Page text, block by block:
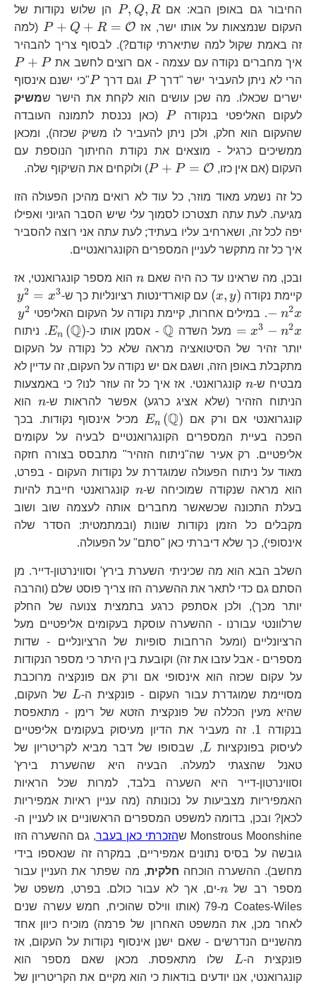
החיבור גם באופן הבא: אם
P,Q,R
P, Q, R
הן שלוש נקודות של
העקום שנמצאות על אותו ישר, אז
P + Q + R = O
(למה
זה באמת שקול למה שתיארתי קודם?). לבסוף צריך להבהיר
איך מחברים נקודה עם עצמה - אם רוצים לחשב את
P + P
הרי לא ניתן להעביר ישר "דרך
P
P וגם דרך P
P"כי ישנם אינסוף
ישרים שכאלו. מה שכן עושים הוא לקחת את הישר שמשיק
לעקום האליפטי בנקודה
P P(כאן נכנסת לתמונה העובדה
שהעקום הוא חלק, ולכן ניתן להעביר לו משיק שכזה), ומכאן
ממשיכים כרגיל - מוצאים את נקודת החיתוך הנוספת עם
העקום (אם אין כזו,
P+P=\mathcal{O}
P + P = O ) ולוקחים את השיקוף שלה.
כל זה נשמע מאוד מוזר, כל עוד לא רואים מהיכן הפעולה הזו
מגיעה. לעת עתה תצטרכו לסמוך עלי שיש הסבר הגיוני ואפילו
יפה לכל זה, ושארחיב עליו בעתיד; לעת עתה אני רוצה להסביר
איך כל זה מתקשר לעניין המספרים הקונגרואנטיים.
ובכן, מה שראינו עד כה היה שאם
n
n הוא מספר קונגרואנטי, אז
קיימת נקודה
\left(x,y\right) (x, y) עם קוארדינטות רציונליות כך ש- y2 = x3
− n2x . במילים אחרות, קיימת נקודה על העקום האליפטי y2
= x3 − n2x מעל השדה
\mathbb{Q}
Q- אסמן אותו כ- En (Q)
. ניתוח
יותר זהיר של הסיטואציה מראה שלא כל נקודה על העקום
מתקבלת באופן הזה, ושגם אם יש נקודה על העקום, זה עדיין לא
מבטיח ש-
n n קונגרואנטי. אז איך כל זה עוזר לנו? כי באמצעות
הניתוח הזהיר (שלא אציג כרגע) אפשר להראות ש-
n
n הוא
קונגרואנטי אם ורק אם
En (Q)
מכיל אינסוף נקודות. בכך
הפכה בעיית המספרים הקונגרואנטיים לבעיה על עקומים
אליפטיים. רק אעיר שה"ניתוח הזהיר" מתבסס בצורה חזקה
מאוד על ניתוח הפעולה שמוגדרת על נקודות העקום - בפרט,
הוא מראה שנקודה שמוכיחה ש-
n
n קונגרואנטי חייבת להיות
בעלת התכונה שכשאשר מחברים אותה לעצמה שוב ושוב
מקבלים כל הזמן נקודות שונות (ובמתמטית: הסדר שלה
אינסופי), כך שלא דיברתי כאן "סתם" על הפעולה.
השלב הבא הוא מה שכיניתי השערת בירץ' וסווינרטון-דייר. מן
הסתם גם כדי לתאר את ההשערה הזו צריך פוסט שלם (והרבה
יותר מכך), ולכן אסתפק כרגע בתמצית צנועה של החלק
שרלוונטי עבורנו - ההשערה עוסקת בעקומים אליפטיים מעל
הרציונליים (ומעל הרחבות סופיות של הרציונליים - שדות
מספרים - אבל עזבו את זה) וקובעת בין היתר כי מספר הנקודות
על עקום שכזה הוא אינסופי אם ורק אם פונקציה מרוכבת
מסויימת שמוגדרת עבור העקום - פונקצית ה-
L
Lשל העקום,
שהיא מעין הכללה של פונקצית הזטא של רימן - מתאפסת
בנקודה
1 1. זה מעביר את הדיון מעיסוק בעקומים אליפטיים
לעיסוק בפונקציות
L L, שבסופו של דבר מביא לקריטריון של
טאנל שהצגתי למעלה. הבעיה היא שהשערת בירץ'
וסווינרטון-דייר היא השערה בלבד, למרות שכל הראיות
האמפיריות מצביעות על נכונותה (מה עניין ראיות אמפיריות
לכאן? ובכן, בדומה למשפט המספרים הראשוניים או לעניין ה-
Monstrous Moonshine ש
הזכרתי כאן בעבר, גם ההשערה הזו
גובשה על בסיס נתונים אמפיריים, במקרה זה שנאספו בידי
מחשב). ההשערה הוכחה חלקית, מה שפתר את העניין עבור
מספר רב של
n n-ים, אך לא עבור כולם. בפרט, משפט של
Coates-Wiles מ-79 (אותו ווילס שהוכיח, חמש עשרה שנים
לאחר מכן, את המשפט האחרון של פרמה) מוכיח כיוון אחד
מהשניים הנדרשים - שאם ישנן אינסוף נקודות על העקום, אז
פונקצית ה-
L Lשלו מתאפסת. מכאן שאם מספר הוא
קונגרואנטי, אנו יודעים בודאות כי הוא מקיים את הקריטריון של